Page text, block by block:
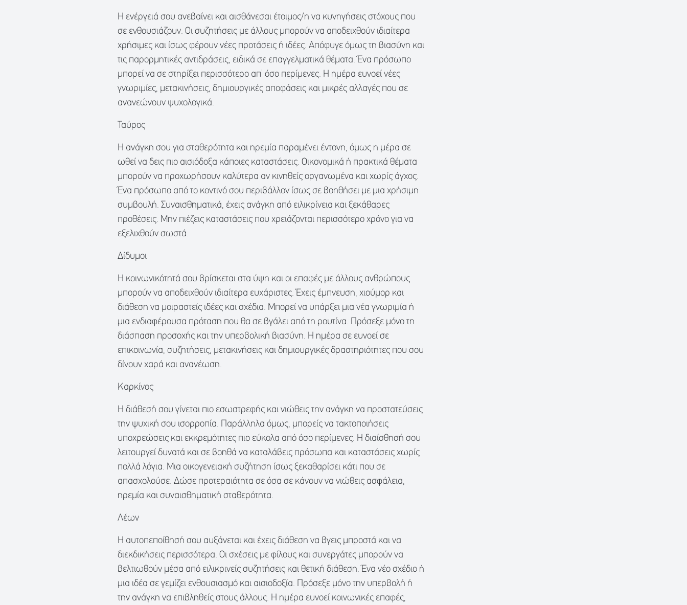
Η ενέργειά σου ανεβαίνει και αισθάνεσαι έτοιμος/η να κυνηγήσεις στόχους που
σε ενθουσιάζουν. Οι συζητήσεις με άλλους μπορούν να αποδειχθούν ιδιαίτερα
χρήσιμες και ίσως φέρουν νέες προτάσεις ή ιδέες. Απόφυγε όμως τη βιασύνη και
τις παρορμητικές αντιδράσεις, ειδικά σε επαγγελματικά θέματα. Ένα πρόσωπο
μπορεί να σε στηρίξει περισσότερο απ’ όσο περίμενες. Η ημέρα ευνοεί νέες
γνωριμίες, μετακινήσεις, δημιουργικές αποφάσεις και μικρές αλλαγές που σε
ανανεώνουν ψυχολογικά.
Ταύρος
Η ανάγκη σου για σταθερότητα και ηρεμία παραμένει έντονη, όμως η μέρα σε
ωθεί να δεις πιο αισιόδοξα κάποιες καταστάσεις. Οικονομικά ή πρακτικά θέματα
μπορούν να προχωρήσουν καλύτερα αν κινηθείς οργανωμένα και χωρίς άγχος.
Ένα πρόσωπο από το κοντινό σου περιβάλλον ίσως σε βοηθήσει με μια χρήσιμη
συμβουλή. Συναισθηματικά, έχεις ανάγκη από ειλικρίνεια και ξεκάθαρες
προθέσεις. Μην πιέζεις καταστάσεις που χρειάζονται περισσότερο χρόνο για να
εξελιχθούν σωστά.
Δίδυμοι
Η κοινωνικότητά σου βρίσκεται στα ύψη και οι επαφές με άλλους ανθρώπους
μπορούν να αποδειχθούν ιδιαίτερα ευχάριστες. Έχεις έμπνευση, χιούμορ και
διάθεση να μοιραστείς ιδέες και σχέδια. Μπορεί να υπάρξει μια νέα γνωριμία ή
μια ενδιαφέρουσα πρόταση που θα σε βγάλει από τη ρουτίνα. Πρόσεξε μόνο τη
διάσπαση προσοχής και την υπερβολική βιασύνη. Η ημέρα σε ευνοεί σε
επικοινωνία, συζητήσεις, μετακινήσεις και δημιουργικές δραστηριότητες που σου
δίνουν χαρά και ανανέωση.
Καρκίνος
Η διάθεσή σου γίνεται πιο εσωστρεφής και νιώθεις την ανάγκη να προστατεύσεις
την ψυχική σου ισορροπία. Παράλληλα όμως, μπορείς να τακτοποιήσεις
υποχρεώσεις και εκκρεμότητες πιο εύκολα από όσο περίμενες. Η διαίσθησή σου
λειτουργεί δυνατά και σε βοηθά να καταλάβεις πρόσωπα και καταστάσεις χωρίς
πολλά λόγια. Μια οικογενειακή συζήτηση ίσως ξεκαθαρίσει κάτι που σε
απασχολούσε. Δώσε προτεραιότητα σε όσα σε κάνουν να νιώθεις ασφάλεια,
ηρεμία και συναισθηματική σταθερότητα.
Λέων
Η αυτοπεποίθησή σου αυξάνεται και έχεις διάθεση να βγεις μπροστά και να
διεκδικήσεις περισσότερα. Οι σχέσεις με φίλους και συνεργάτες μπορούν να
βελτιωθούν μέσα από ειλικρινείς συζητήσεις και θετική διάθεση. Ένα νέο σχέδιο ή
μια ιδέα σε γεμίζει ενθουσιασμό και αισιοδοξία. Πρόσεξε μόνο την υπερβολή ή
την ανάγκη να επιβληθείς στους άλλους. Η ημέρα ευνοεί κοινωνικές επαφές,